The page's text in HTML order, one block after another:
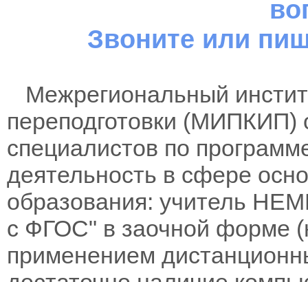
Звоните или
Межрегиональный
переподготовки (МИПКИП)
специалистов по
деятельность в сфере
образования: учитель
с ФГОС" в заочной форме
применением